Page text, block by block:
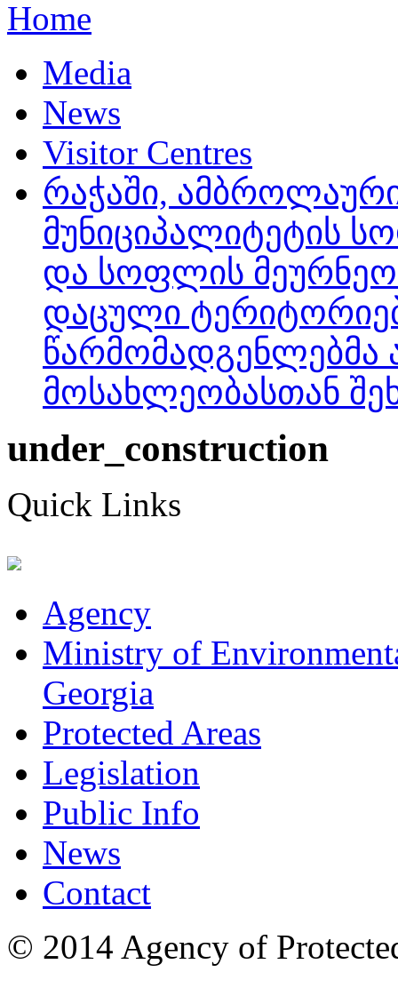
Home
Media
News
Visitor Centres
რაჭაში,
მუნიციპალიტეტის
და სოფლის
დაცული
მოსახლეობასთან
under_construction
Quick Links
Agency
Ministry of
Georgia
Protected Areas
Legislation
Public Info
News
Contact
© 2014 Agency of